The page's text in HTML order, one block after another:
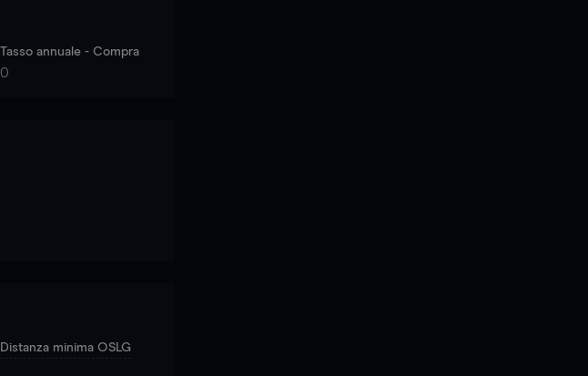
Tasso annuale - Compra
0
Distanza minima OSLG